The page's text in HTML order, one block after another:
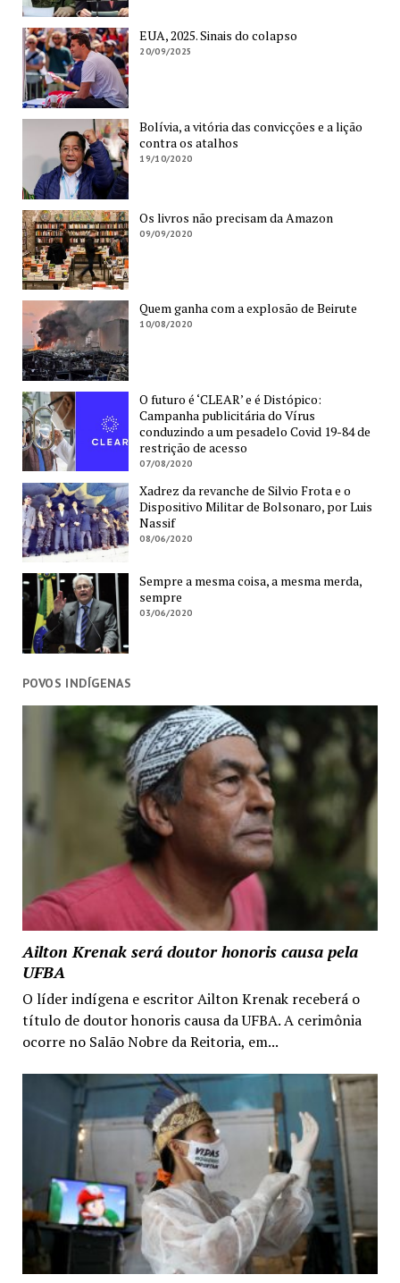
EUA, 2025. Sinais do colapso
20/09/2025
Bolívia, a vitória das convicções e a lição
contra os atalhos
19/10/2020
Os livros não precisam da Amazon
09/09/2020
Quem ganha com a explosão de Beirute
10/08/2020
O futuro é ‘CLEAR’ e é Distópico:
Campanha publicitária do Vírus
conduzindo a um pesadelo Covid 19-84 de
restrição de acesso
07/08/2020
Xadrez da revanche de Silvio Frota e o
Dispositivo Militar de Bolsonaro, por Luis
Nassif
08/06/2020
Sempre a mesma coisa, a mesma merda,
sempre
03/06/2020
POVOS INDÍGENAS
Ailton Krenak será doutor honoris causa pela
UFBA
O líder indígena e escritor Ailton Krenak receberá o
título de doutor honoris causa da UFBA. A cerimônia
ocorre no Salão Nobre da Reitoria, em...